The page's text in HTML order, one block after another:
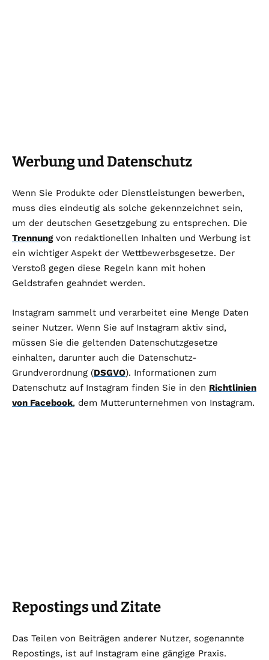
Werbung und Datenschutz
Wenn Sie Produkte oder Dienstleistungen bewerben,
muss dies eindeutig als solche gekennzeichnet sein,
um der deutschen Gesetzgebung zu entsprechen. Die
Trennungvon redaktionellen Inhalten und Werbung ist
ein wichtiger Aspekt der Wettbewerbsgesetze. Der
Verstoß gegen diese Regeln kann mit hohen
Geldstrafen geahndet werden.
Instagram sammelt und verarbeitet eine Menge Daten
seiner Nutzer. Wenn Sie auf Instagram aktiv sind,
müssen Sie die geltenden Datenschutzgesetze
einhalten, darunter auch die Datenschutz-
Grundverordnung (DSGVO). Informationen zum
Datenschutz auf Instagram finden Sie in den Richtlinien
von Facebook, dem Mutterunternehmen von Instagram.
Repostings und Zitate
Das Teilen von Beiträgen anderer Nutzer, sogenannte
Repostings, ist auf Instagram eine gängige Praxis.